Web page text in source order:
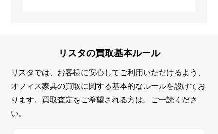
リスタの買取基本ルール
リスタでは、お客様に安心してご利用いただけるよう、
オフィス家具の買取に関する基本的なルールを設けてお
ります。買取査定をご希望される方は、ご一読くださ
い。